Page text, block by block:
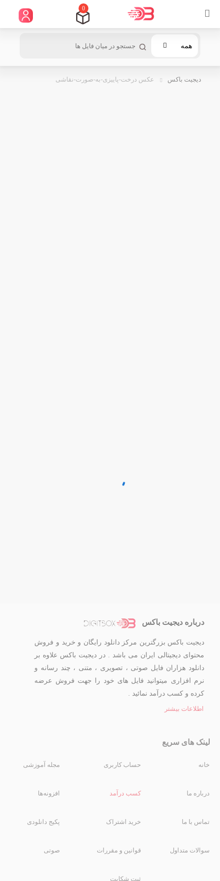
0
همه
دیجیت باکس عکس درخت-پاییزی-به-صورت-نقاشی
درباره دیجیت باکس
دیجیت باکس بزرگترین مرکز دانلود رایگان و خرید و فروش
محتوای دیجیتالی ایران می باشد . در دیجیت باکس علاوه بر
دانلود هزاران فایل صوتی ، تصویری ، متنی ، چند رسانه و
نرم افزاری میتوانید فایل های خود را جهت فروش عرضه
کرده و کسب درآمد نمائید .
اطلاعات بیشتر
لینک های سریع
خانه
درباره ما
تماس با ما
سوالات متداول
حساب کاربری
کسب درآمد
خرید اشتراک
قوانین و مقررات
ثبت شکایت
مجله آموزشی
افزونه‌ها
پکیج دانلودی
صوتی